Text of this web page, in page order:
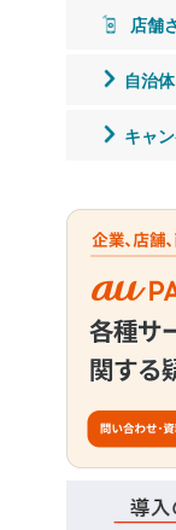
店舗
自治
キャ